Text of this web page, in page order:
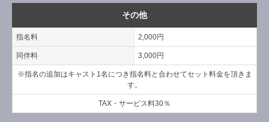
その他
指名料 2,000円
同伴料 3,000円
※指名の追加はキャスト1名につき指名料と合わせてセット料金を頂きま
す。
TAX・サービス料30％